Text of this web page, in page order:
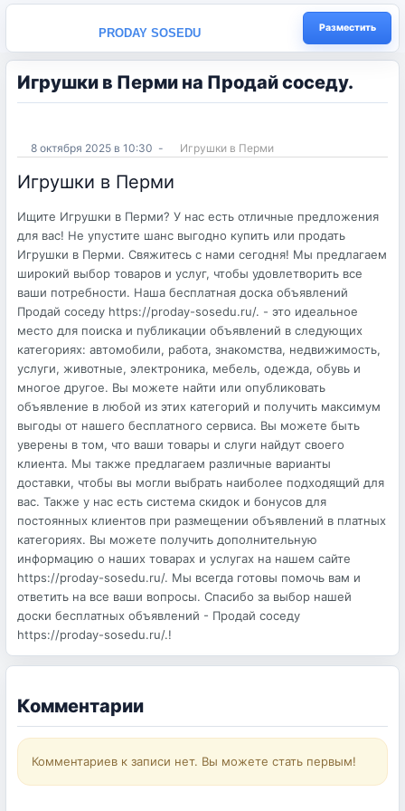
PRODAY SOSEDU Разместить
Игрушки в Перми на Продай соседу.
8 октября 2025 в 10:30 - Игрушки в Перми
Игрушки в Перми
Ищите Игрушки в Перми? У нас есть отличные предложения
для вас! Не упустите шанс выгодно купить или продать
Игрушки в Перми. Свяжитесь с нами сегодня! Мы предлагаем
широкий выбор товаров и услуг, чтобы удовлетворить все
ваши потребности. Наша бесплатная доска объявлений
Продай соседу https://proday-sosedu.ru/. - это идеальное
место для поиска и публикации объявлений в следующих
категориях: автомобили, работа, знакомства, недвижимость,
услуги, животные, электроника, мебель, одежда, обувь и
многое другое. Вы можете найти или опубликовать
объявление в любой из этих категорий и получить максимум
выгоды от нашего бесплатного сервиса. Вы можете быть
уверены в том, что ваши товары и слуги найдут своего
клиента. Мы также предлагаем различные варианты
доставки, чтобы вы могли выбрать наиболее подходящий для
вас. Также у нас есть система скидок и бонусов для
постоянных клиентов при размещении объявлений в платных
категориях. Вы можете получить дополнительную
информацию о наших товарах и услугах на нашем сайте
https://proday-sosedu.ru/. Мы всегда готовы помочь вам и
ответить на все ваши вопросы. Спасибо за выбор нашей
доски бесплатных объявлений - Продай соседу
https://proday-sosedu.ru/.!
Комментарии
Комментариев к записи нет. Вы можете стать первым!